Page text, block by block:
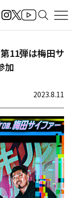
11弾は梅田サ
加
2023.8.11